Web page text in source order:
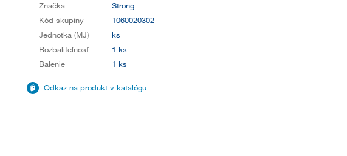
Značka
Strong
Kód skupiny
1060020302
Jednotka (MJ)
ks
Rozbaliteľnosť
1 ks
Balenie
1 ks
Odkaz na produkt v katalógu